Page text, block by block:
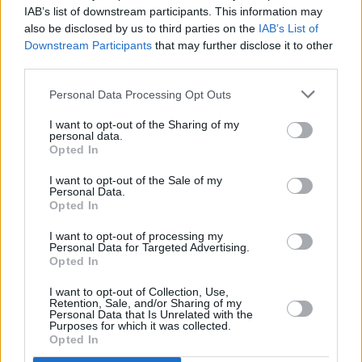
IAB’s list of downstream participants. This information may
also be disclosed by us to third parties on the IAB’s List of
Downstream Participants that may further disclose it to other
Personal Data Processing Opt Outs
I want to opt-out of the Sharing of my
personal data.
Opted In
I want to opt-out of the Sale of my
Personal Data.
Opted In
I want to opt-out of processing my
Personal Data for Targeted Advertising.
Opted In
I want to opt-out of Collection, Use,
Retention, Sale, and/or Sharing of my
Personal Data that Is Unrelated with the
Purposes for which it was collected.
Opted In
28 grudnia 2012, 14:39
Prawa człowieka po polsku